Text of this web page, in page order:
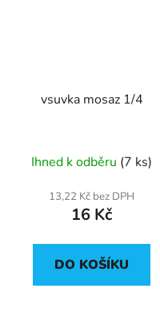
vsuvka mosaz 1/4
Ihned k odběru (7 ks)
13,22 Kč bez DPH
16 Kč
DO KOŠÍKU